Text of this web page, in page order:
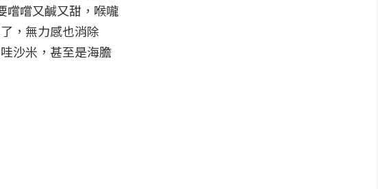
嚐嚐又鹹又甜，喉嚨
，無力感也消除
沙米，甚至是海膽